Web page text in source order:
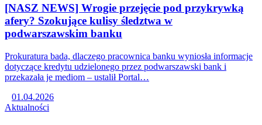
[NASZ NEWS] Wrogie przejęcie pod przykrywką
afery? Szokujące kulisy śledztwa w
podwarszawskim banku
Prokuratura bada, dlaczego pracownica banku wyniosła informacje
dotyczące kredytu udzielonego przez podwarszawski bank i
przekazała je mediom – ustalił Portal…
01.04.2026
Aktualności